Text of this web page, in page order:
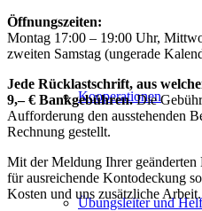
Kooperationen
Übungsleiter und
Öffnungszeiten:
Montag 17:00 – 19:00 Uhr,
zweiten Samstag (ungerade
Jede Rücklastschrift, aus
9,– € Bankgebühren.Die
Aufforderung den ausstehenden
Rechnung gestellt.
Mit der Meldung Ihrer
für ausreichende Kontodeckung
Kosten und uns zusätzliche Arbeit.